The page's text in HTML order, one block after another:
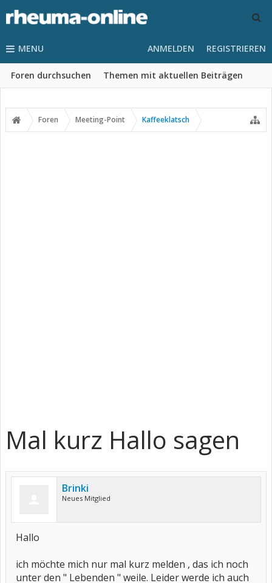
MENU
Foren durchsuchen Themen mit aktuellen Beiträgen
ANMELDEN REGISTRIEREN
Foren Meeting-Point Kaffeeklatsch
Mal kurz Hallo sagen
Brinki
Neues Mitglied
Hallo
ich möchte mich nur mal kurz melden , das ich noch
unter den " Lebenden " weile. Leider werde ich auch